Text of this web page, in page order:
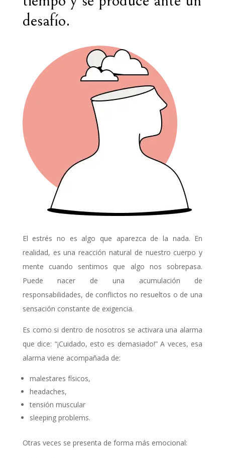
desafío.
El estrés no es algo que aparezca de la nada. En
realidad, es una reacción natural de nuestro cuerpo y
mente cuando sentimos que algo nos sobrepasa.
Puede nacer de una acumulación de
responsabilidades, de conflictos no resueltos o de una
sensación constante de exigencia.
Es como si dentro de nosotros se activara una alarma
que dice: “¡Cuidado, esto es demasiado!” A veces, esa
alarma viene acompañada de:
malestares físicos,
headaches,
tensión muscular
sleeping problems.
Otras veces se presenta de forma más emocional: